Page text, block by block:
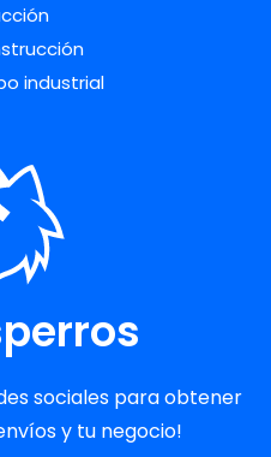
industrial
sociales para obtener
y tu negocio!